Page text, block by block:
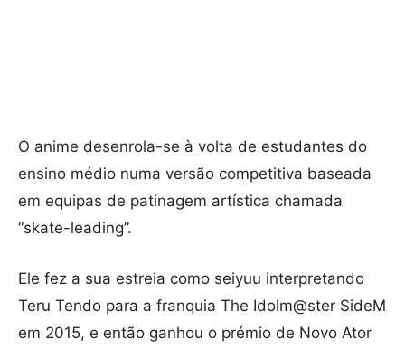
O anime desenrola-se à volta de estudantes do
ensino médio numa versão competitiva baseada
em equipas de patinagem artística chamada
“skate-leading”.
Ele fez a sua estreia como seiyuu interpretando
Teru Tendo para a franquia The Idolm@ster SideM
em 2015, e então ganhou o prémio de Novo Ator